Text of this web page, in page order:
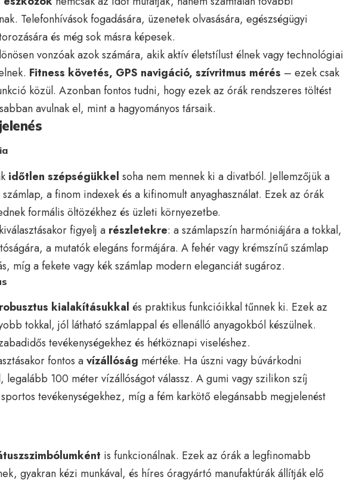
Telefonhívások fogadására, üzenetek olvasására, egészségügyi
és még sok másra képesek.
vonzóak azok számára, akik aktív életstílust élnek vagy technológiai
Fitness követés, GPS navigáció, szívritmus mérés – ezek csak
közül. Azonban fontos tudni, hogy ezek az órák rendszeres töltést
avulnak el, mint a hagyományos társaik.
időtlen szépségükkel soha nem mennek ki a divatból. Jellemzőjük a
a finom indexek és a kifinomult anyaghasználat. Ezek az órák
formális öltözékhez és üzleti környezetbe.
figyelj a részletekre: a számlapszín harmóniájára a tokkal,
a mutatók elegáns formájára. A fehér vagy krémszínű számlap
míg a fekete vagy kék számlap modern eleganciát sugároz.
robusztus kialakításukkal és praktikus funkcióikkal tűnnek ki. Ezek az
tokkal, jól látható számlappal és ellenálló anyagokból készülnek.
tevékenységekhez és hétköznapi viseléshez.
fontos avízállóság mértéke. Ha úszni vagy búvárkodni
legalább 100 méter vízállóságot válassz. A gumi vagy szilikon szíj
tevékenységekhez, míg a fém karkötő elegánsabb megjelenést
is funkcionálnak. Ezek az órák a legfinomabb
gyakran kézi munkával, és híres óragyártó manufaktúrák állítják elő